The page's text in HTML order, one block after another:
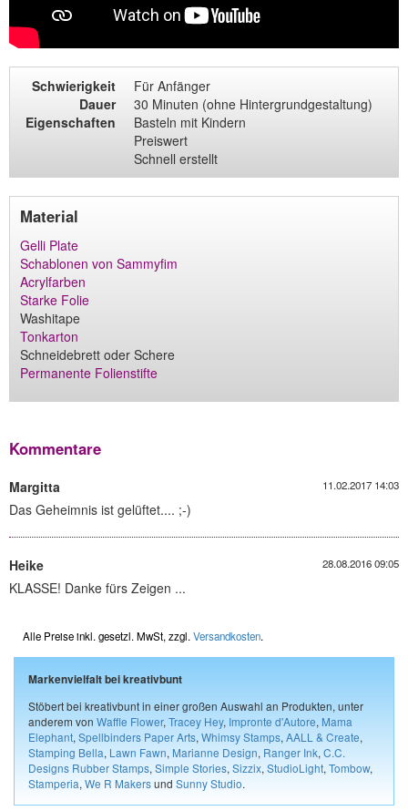
Schwierigkeit
Für Anfänger
Dauer
30 Minuten (ohne Hintergrundgestaltung)
Eigenschaften
Basteln mit Kindern
Preiswert
Schnell erstellt
Material
Gelli Plate
Schablonen von Sammyfim
Acrylfarben
Starke Folie
Washitape
Tonkarton
Schneidebrett oder Schere
Permanente Folienstifte
Kommentare
Margitta 11.02.2017 14:03
Das Geheimnis ist gelüftet.... ;-)
Heike 28.08.2016 09:05
KLASSE! Danke fürs Zeigen ...
Alle Preise inkl. gesetzl. MwSt, zzgl. Versandkosten.
Markenvielfalt bei kreativbunt
Stöbert bei kreativbunt in einer großen Auswahl an Produkten, unter
anderem von Waffle Flower, Tracey Hey, Impronte d'Autore, Mama
Elephant, Spellbinders Paper Arts, Whimsy Stamps, AALL & Create,
Stamping Bella, Lawn Fawn, Marianne Design, Ranger Ink, C.C.
Designs Rubber Stamps, Simple Stories, Sizzix, StudioLight, Tombow,
Stamperia, We R Makersund Sunny Studio.